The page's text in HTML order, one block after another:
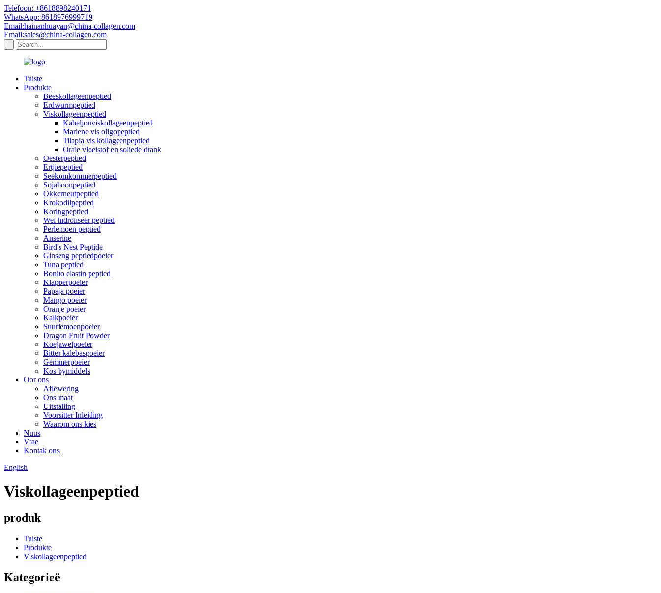
Telefoon: +8618898240171
WhatsApp: 8618976999719
Email:hainanhuayan@china-collagen.com
Email:sales@china-collagen.com
Tuiste
Produkte
Beeskollageenpeptied
Erdwurmpeptied
Viskollageenpeptied
Kabeljouviskollageenpeptied
Mariene vis oligopeptied
Tilapia vis kollageenpeptied
Orale vloeistof en soliede drank
Oesterpeptied
Ertjiepeptied
Seekomkommerpeptied
Sojaboonpeptied
Okkerneutpeptied
Krokodilpeptied
Koringpeptied
Wei hidroliseer peptied
Perlemoen peptied
Anserine
Bird's Nest Peptide
Ginseng peptiedpoeier
Tuna peptied
Bonito elastin peptied
Klapperpoeier
Papaja poeier
Mango poeier
Oranje poeier
Kalkpoeier
Suurlemoenpoeier
Dragon Fruit Powder
Koejawelpoeier
Bitter kalebaspoeier
Gemmerpoeier
Kos bymiddels
Oor ons
Aflewering
Ons maat
Uitstalling
Voorsitter Inleiding
Waarom ons kies
Nuus
Vrae
Kontak ons
English
Viskollageenpeptied
produk
Tuiste
Produkte
Viskollageenpeptied
Kategorieë